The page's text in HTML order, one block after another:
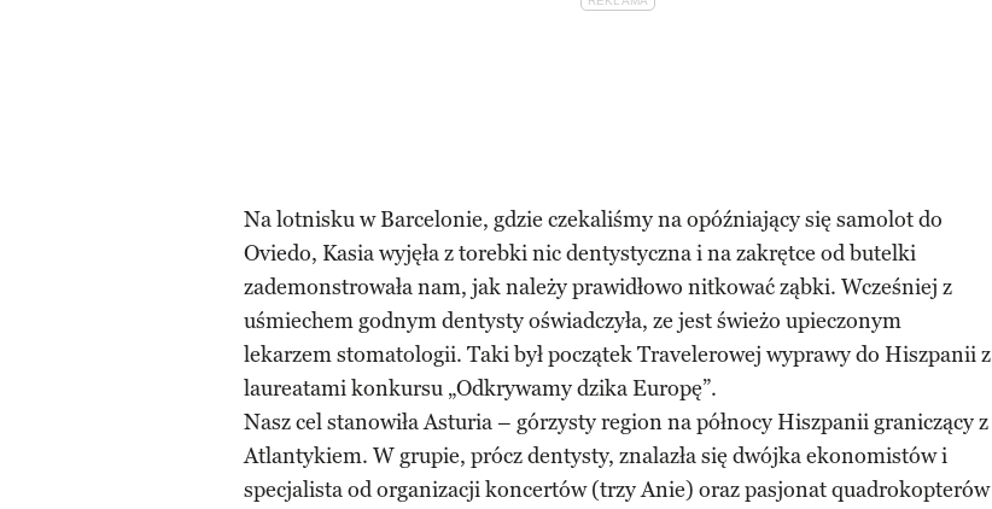
Na lotnisku w Barcelonie, gdzie czekaliśmy na opóźniający się samolot do
Oviedo, Kasia wyjęła z torebki nic dentystyczna i na zakrętce od butelki
zademonstrowała nam, jak należy prawidłowo nitkować ząbki. Wcześniej z
uśmiechem godnym dentysty oświadczyła, ze jest świeżo upieczonym
lekarzem stomatologii. Taki był początek Travelerowej wyprawy do Hiszpanii z
laureatami konkursu „Odkrywamy dzika Europę”.
Nasz cel stanowiła Asturia – górzysty region na północy Hiszpanii graniczący z
Atlantykiem. W grupie, prócz dentysty, znalazła się dwójka ekonomistów i
specjalista od organizacji koncertów (trzy Anie) oraz pasjonat quadrokopterów